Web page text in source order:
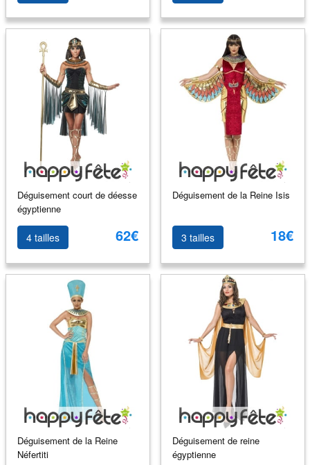
Déguisement court de déesse
égyptienne
4 tailles 62€
Déguisement de la Reine Isis
3 tailles 18€
Déguisement de la Reine
Néfertiti
Déguisement de reine
égyptienne